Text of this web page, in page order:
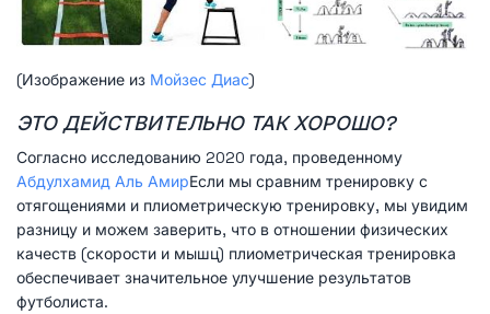
(Изображение из Мойзес Диас)
ЭТО ДЕЙСТВИТЕЛЬНО ТАК ХОРОШО?
Согласно исследованию 2020 года, проведенному
Абдулхамид Аль АмирЕсли мы сравним тренировку с
отягощениями и плиометрическую тренировку, мы увидим
разницу и можем заверить, что в отношении физических
качеств (скорости и мышц) плиометрическая тренировка
обеспечивает значительное улучшение результатов
футболиста.